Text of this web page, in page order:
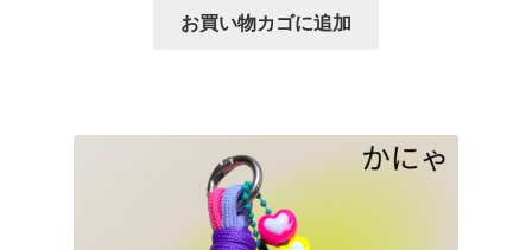
お買い物カゴに追加